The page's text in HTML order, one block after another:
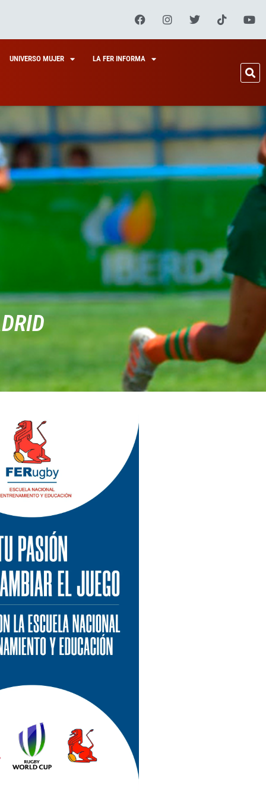
UNIVERSO MUJER LA FER INFORMA